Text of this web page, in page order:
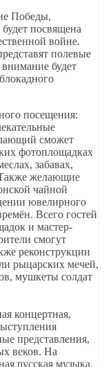
Победы,
посвящена
войне.
полевые
будет
посещения:
сможет
фотоплощадках
забавах,
желающие
чайной
ювелирного
Всего гостей
и мастер-
смогут
реконструкции
рыцарских мечей,
мушкеты солдат
концертная,
представления,
веков. На
русская музыка,